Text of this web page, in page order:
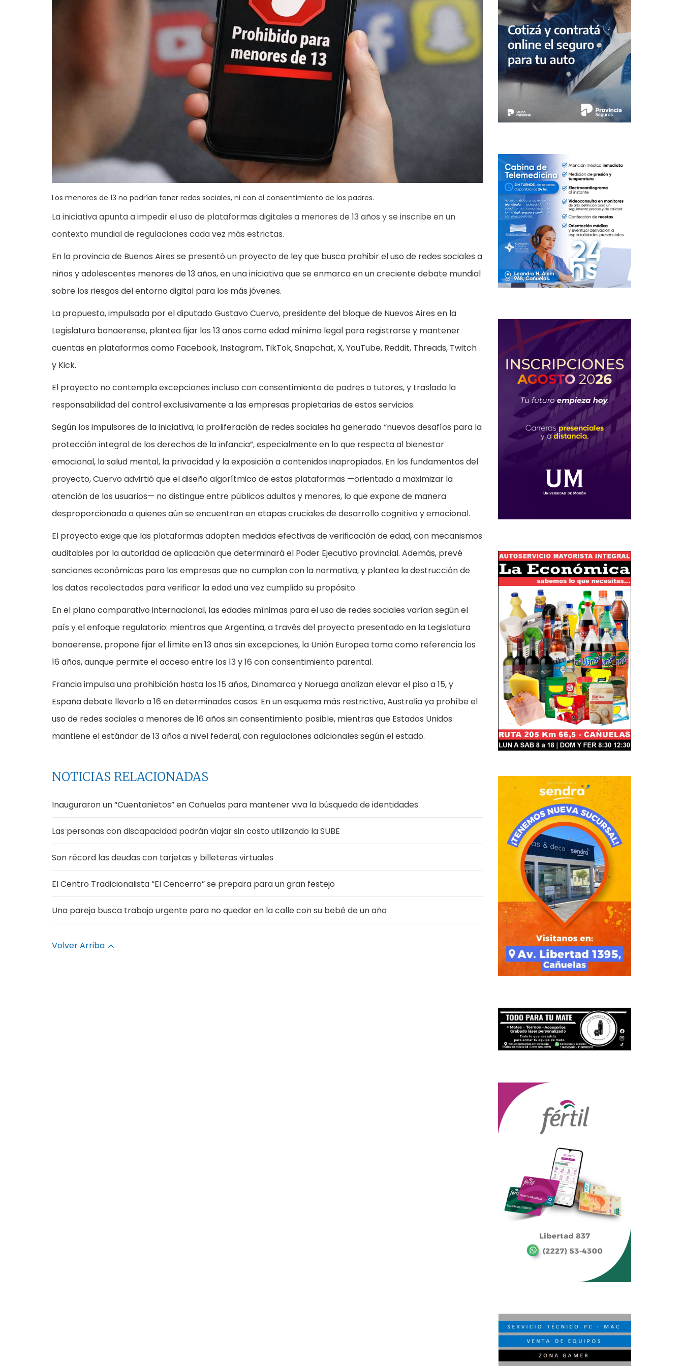
Los menores de 13 no podrían tener redes sociales, ni con el consentimiento de los padres.
La iniciativa apunta a impedir el uso de plataformas digitales a menores de 13 años y se inscribe en un
contexto mundial de regulaciones cada vez más estrictas.
En la provincia de Buenos Aires se presentó un proyecto de ley que busca prohibir el uso de redes sociales a
niños y adolescentes menores de 13 años, en una iniciativa que se enmarca en un creciente debate mundial
sobre los riesgos del entorno digital para los más jóvenes.
La propuesta, impulsada por el diputado Gustavo Cuervo, presidente del bloque de Nuevos Aires en la
Legislatura bonaerense, plantea fijar los 13 años como edad mínima legal para registrarse y mantener
cuentas en plataformas como Facebook, Instagram, TikTok, Snapchat, X, YouTube, Reddit, Threads, Twitch
y Kick.
El proyecto no contempla excepciones incluso con consentimiento de padres o tutores, y traslada la
responsabilidad del control exclusivamente a las empresas propietarias de estos servicios.
Según los impulsores de la iniciativa, la proliferación de redes sociales ha generado “nuevos desafíos para la
protección integral de los derechos de la infancia”, especialmente en lo que respecta al bienestar
emocional, la salud mental, la privacidad y la exposición a contenidos inapropiados. En los fundamentos del
proyecto, Cuervo advirtió que el diseño algorítmico de estas plataformas —orientado a maximizar la
atención de los usuarios— no distingue entre públicos adultos y menores, lo que expone de manera
desproporcionada a quienes aún se encuentran en etapas cruciales de desarrollo cognitivo y emocional.
El proyecto exige que las plataformas adopten medidas efectivas de verificación de edad, con mecanismos
auditables por la autoridad de aplicación que determinará el Poder Ejecutivo provincial. Además, prevé
sanciones económicas para las empresas que no cumplan con la normativa, y plantea la destrucción de
los datos recolectados para verificar la edad una vez cumplido su propósito.
En el plano comparativo internacional, las edades mínimas para el uso de redes sociales varían según el
país y el enfoque regulatorio: mientras que Argentina, a través del proyecto presentado en la Legislatura
bonaerense, propone fijar el límite en 13 años sin excepciones, la Unión Europea toma como referencia los
16 años, aunque permite el acceso entre los 13 y 16 con consentimiento parental.
Francia impulsa una prohibición hasta los 15 años, Dinamarca y Noruega analizan elevar el piso a 15, y
España debate llevarlo a 16 en determinados casos. En un esquema más restrictivo, Australia ya prohíbe el
uso de redes sociales a menores de 16 años sin consentimiento posible, mientras que Estados Unidos
mantiene el estándar de 13 años a nivel federal, con regulaciones adicionales según el estado.
NOTICIAS RELACIONADAS
Inauguraron un “Cuentanietos” en Cañuelas para mantener viva la búsqueda de identidades
Las personas con discapacidad podrán viajar sin costo utilizando la SUBE
Son récord las deudas con tarjetas y billeteras virtuales
El Centro Tradicionalista “El Cencerro” se prepara para un gran festejo
Una pareja busca trabajo urgente para no quedar en la calle con su bebé de un año
Volver Arriba